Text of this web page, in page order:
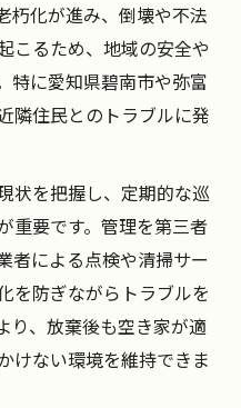
朽化が進み、倒壊や不法
こるため、地域の安全や
特に愛知県碧南市や弥富
隣住民とのトラブルに発
状を把握し、定期的な巡
重要です。管理を第三者
者による点検や清掃サー
を防ぎながらトラブルを
り、放棄後も空き家が適
けない環境を維持できま